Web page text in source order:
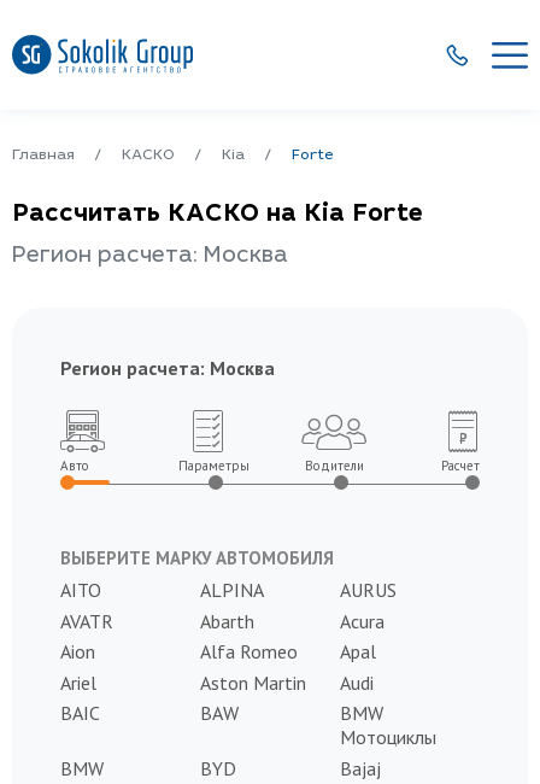
Главная КАСКО Kia Forte
Рассчитать КАСКО на Kia Forte
Регион расчета: Москва
Регион расчета: Москва
Авто Параметры Водители Расчет
ВЫБЕРИТЕ МАРКУ АВТОМОБИЛЯ
AITO ALPINA
AURUS
AVATR
Abarth
Acura
Aion
Alfa Romeo
Apal
Ariel
Aston Martin
Audi
BAIC
BAW
BMW
Мотоциклы
BMW
BYD
Bajaj